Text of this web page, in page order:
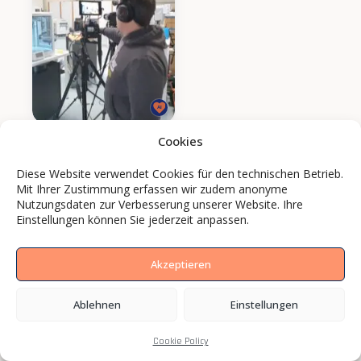
Cookies
Diese Website verwendet Cookies für den technischen Betrieb.
Mit Ihrer Zustimmung erfassen wir zudem anonyme
Nutzungsdaten zur Verbesserung unserer Website. Ihre
Einstellungen können Sie jederzeit anpassen.
Akzeptieren
Ablehnen Einstellungen
Cookie Policy